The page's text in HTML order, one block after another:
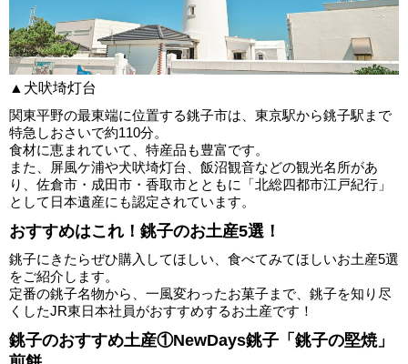
▲犬吠埼灯台
関東平野の最東端に位置する銚子市は、東京駅から銚子駅まで
特急しおさいで約110分。
食材に恵まれていて、特産品も豊富です。
また、屏風ケ浦や犬吠埼灯台、飯沼観音などの観光名所があ
り、佐倉市・成田市・香取市とともに「北総四都市江戸紀行」
として日本遺産にも認定されています。
おすすめはこれ！銚子のお土産5選！
銚子にきたらぜひ購入してほしい、食べてみてほしいお土産5選
をご紹介します。
定番の銚子名物から、一風変わったお菓子まで、銚子を知り尽
くしたJR東日本社員がおすすめするお土産です！
銚子のおすすめ土産①NewDays銚子「銚子の堅焼」